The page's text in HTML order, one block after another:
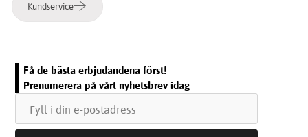
Kundservice
Få de bästa erbjudandena först!
Prenumerera på vårt nyhetsbrev idag